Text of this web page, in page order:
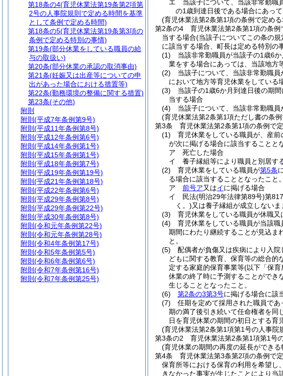
エ
当該子について、当該非常勤職
の1歳到達日後である場合にあっ
(育児休業法第2条第1項の条例で定め
第2条の4
育児休業法第2条第1項の条例
当する場合(当該子についてこの条の
に該当する場合、町長は定める特別の
(1)
当該非常勤職員が当該子の1歳6
業をする場合にあっては、当該地方
(2)
当該子について、当該非常勤職
において地方等育児休業をしている
(3)
当該子の1歳6か月到達日後の期
当する場合
(4)
当該子について、当該非常勤職
(育児休業法第2条第1項ただし書の条
第3条
育児休業法第2条第1項の条例で
(1)
育児休業をしている職員が、産
が次に掲げる場合に該当することと
ア
死亡した場合
イ
養子縁組等により職員と別居す
(2)
育児休業をしている職員が第5条
る場合に該当することとなったこと。
ア
前号ア又はイに掲げる場合
イ
民法(明治29年法律第89号)第
く。)又は養子縁組が成立しない
(3)
育児休業をしている職員が休職
(4)
育児休業をしている職員が当該
期間にわたり継続することが見込ま
と。
(5)
配偶者が負傷又は疾病により入
どもに関する教育、保育等の総合的
定する家庭的保育事業等(以下「保育
休業の終了時に予測することができ
生じることとなったこと。
(6)
第2条の3第3号に掲げる場合に該
(7)
任期を定めて採用された職員で
期の満了後引き続いて任命権者を同
日を育児休業の期間の初日とする育
(育児休業法第2条第1項第1号の人事院
第3条の2
育児休業法第2条第1項第1号
(育児休業の期間の再度の延長ができる
第4条
育児休業法第3条第2項の条例で
保育所等における保育の利用を希望し
きなかった事実が生じたことにより当
第18条の4(育児休業法第19条第2項第
2号の人事院規則で定める時間を基準
として条例で定める時間)
第18条の5(育児休業法第19条第3項の
条例で定める特別の事情)
第19条(部分休業をしている職員の給
与の取扱い)
第20条(部分休業の承認の取消事由)
第21条(妊娠又は出産等についての申
出があった場合における措置等)
第22条(勤務環境の整備に関する措置)
第23条(その他)
附則
附則 (平成7年条例第9号)
附則 (平成11年条例第8号)
附則 (平成12年条例第6号)
附則 (平成14年条例第1号)
附則 (平成15年条例第1号)
附則 (平成18年条例第7号)
附則 (平成19年条例第19号)
附則 (平成21年条例第18号)
附則 (平成22年条例第6号)
附則 (平成29年条例第8号)
附則 (平成29年条例第22号)
附則 (平成30年条例第8号)
附則 (令和元年条例第22号)
附則 (令和元年条例第28号)
附則 (令和4年条例第17号)
附則 (令和5年条例第5号)
附則 (令和6年条例第6号)
附則 (令和7年条例第16号)
附則 (令和7年条例第25号)